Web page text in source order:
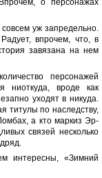
уж запредельно.
впрочем, что, в
завязана на нем
персонажей
ниоткуда, вроде как
уходят в никуда.
титулы по наследству,
а кто маркиз Эр-
связей несколько
интересны, «Зимний